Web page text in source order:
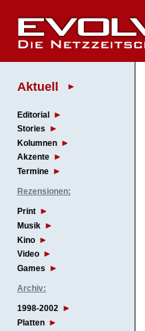
Aktuell
Editorial
Stories
Kolumnen
Akzente
Termine
Rezensionen:
Print
Musik
Kino
Video
Games
Archiv:
1998-2002
Platten